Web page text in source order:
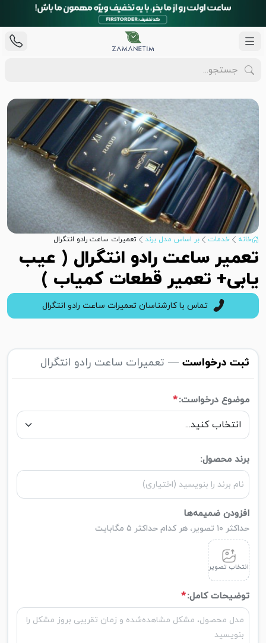
خانه خدمات بر اساس مدل برند تعمیرات ساعت رادو انتگرال
تعمیر ساعت رادو انتگرال ( عیب
یابی+ تعمیر قطعات کمیاب )
تماس با کارشناسان تعمیرات ساعت رادو انتگرال
ثبت درخواست — تعمیرات ساعت رادو انتگرال
موضوع درخواست:*
برند محصول:
افزودن ضمیمه‌ها
حداکثر ۱۰ تصویر، هر کدام حداکثر ۵ مگابایت
انتخاب تصویر
توضیحات کامل:*